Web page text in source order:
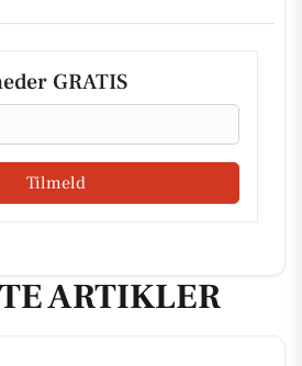
GRATIS
Tilmeld
ARTIKLER